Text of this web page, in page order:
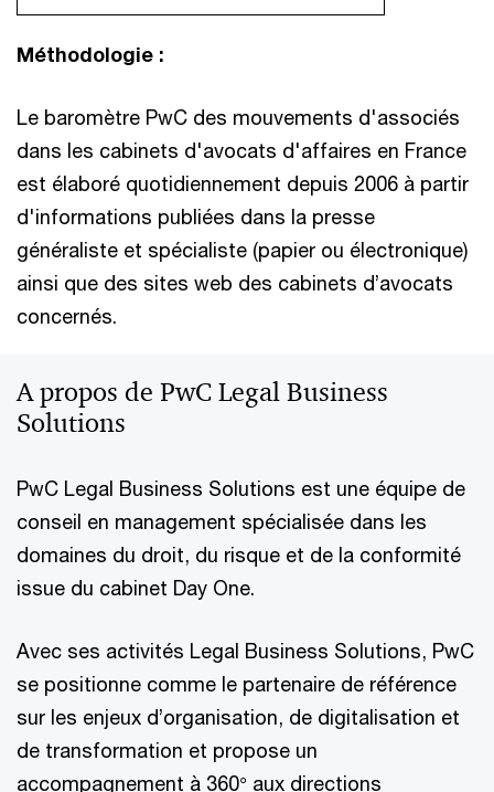
Méthodologie :
Le baromètre PwC des mouvements d'associés
dans les cabinets d'avocats d'affaires en France
est élaboré quotidiennement depuis 2006 à partir
d'informations publiées dans la presse
généraliste et spécialiste (papier ou électronique)
ainsi que des sites web des cabinets d’avocats
concernés.
A propos de PwC Legal Business
Solutions
PwC Legal Business Solutions est une équipe de
conseil en management spécialisée dans les
domaines du droit, du risque et de la conformité
issue du cabinet Day One.
Avec ses activités Legal Business Solutions, PwC
se positionne comme le partenaire de référence
sur les enjeux d’organisation, de digitalisation et
de transformation et propose un
accompagnement à 360° aux directions